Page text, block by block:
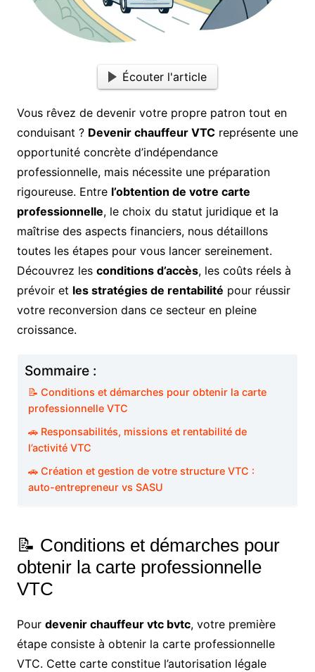
Écouter l'article
Vous rêvez de devenir votre propre patron tout en
conduisant ? Devenir chauffeur VTCreprésente une
opportunité concrète d’indépendance
professionnelle, mais nécessite une préparation
rigoureuse. Entre l’obtention de votre carte
professionnelle, le choix du statut juridique et la
maîtrise des aspects financiers, nous détaillons
toutes les étapes pour vous lancer sereinement.
Découvrez les conditions d’accès, les coûts réels à
prévoir et les stratégies de rentabilité pour réussir
votre reconversion dans ce secteur en pleine
croissance.
Sommaire :
📝 Conditions et démarches pour obtenir la carte
professionnelle VTC
🚗 Responsabilités, missions et rentabilité de
l’activité VTC
🚗 Création et gestion de votre structure VTC :
auto-entrepreneur vs SASU
📝 Conditions et démarches pour
obtenir la carte professionnelle
VTC
Pour devenir chauffeur vtc bvtc, votre première
étape consiste à obtenir la carte professionnelle
VTC. Cette carte constitue l’autorisation légale